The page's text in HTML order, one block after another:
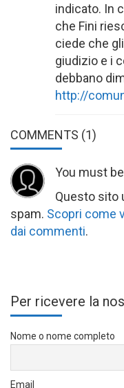
indicato. In
che Fini
ciede che
giudizio e i
debbano
http://
COMMENTS (1)
You must be
Questo sito
spam. Scopri come
dai commenti.
Per ricevere la
Nome o nome completo
Email